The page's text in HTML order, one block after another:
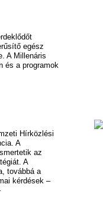
egész
A Millenáris
és a programok
Hírközlési
A
az
A
továbbá a
kérdések –